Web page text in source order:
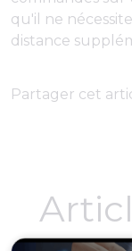
qu'il ne
distance
Partager cet